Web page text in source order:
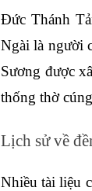
Đức Thánh
Ngài là người
Sương được
thống thờ
Lịch sử về
Nhiều tài liệu